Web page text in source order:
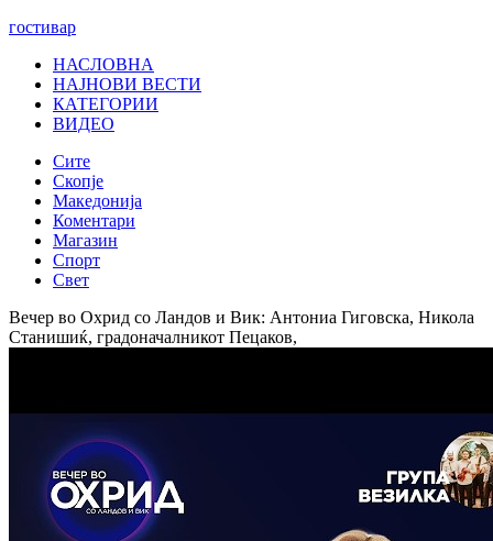
гостивар
НАСЛОВНА
НАЈНОВИ ВЕСТИ
КАТЕГОРИИ
ВИДЕО
Сите
Скопје
Македонија
Коментари
Магазин
Спорт
Свет
Вечер во Охрид со Ландов и Вик: Антониа Гиговска, Никола
Станишиќ, градоначалникот Пецаков,